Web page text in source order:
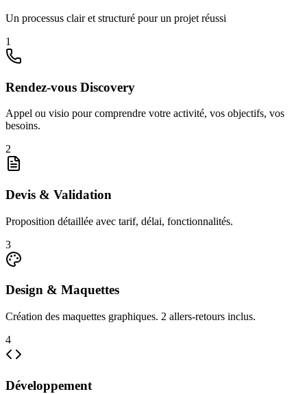
Un processus clair et structuré pour un projet réussi
1
Rendez-vous Discovery
Appel ou visio pour comprendre votre activité, vos objectifs, vos
besoins.
2
Devis & Validation
Proposition détaillée avec tarif, délai, fonctionnalités.
3
Design & Maquettes
Création des maquettes graphiques. 2 allers-retours inclus.
4
Développement